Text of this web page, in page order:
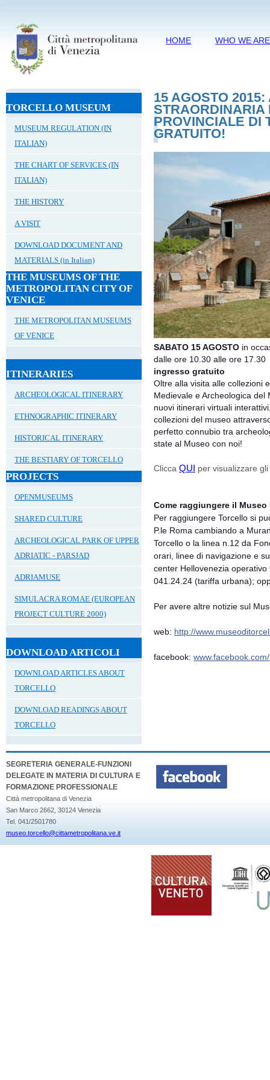
HOME WHO WE ARE
TORCELLO MUSEUM
MUSEUM REGULATION (IN
ITALIAN)
THE CHART OF SERVICES (IN
ITALIAN)
THE HISTORY
A VISIT
DOWNLOAD DOCUMENT AND
MATERIALS (in Italian)
THE MUSEUMS OF THE
METROPOLITAN CITY OF
VENICE
THE METROPOLITAN MUSEUMS
OF VENICE
ITINERARIES
ARCHEOLOGICAL ITINERARY
ETHNOGRAPHIC ITINERARY
HISTORICAL ITINERARY
THE BESTIARY OF TORCELLO
PROJECTS
OPENMUSEUMS
SHARED CULTURE
ARCHEOLOGICAL PARK OF UPPER
ADRIATIC - PARSJAD
ADRIAMUSE
SIMULACRA ROMAE (EUROPEAN
PROJECT CULTURE 2000)
DOWNLOAD ARTICOLI
DOWNLOAD ARTICLES ABOUT
TORCELLO
DOWNLOAD READINGS ABOUT
TORCELLO
15 AGOSTO
STRAORDINARIA
PROVINCIALE DI
GRATUITO!
SABATO 15 AGOSTO in
dalle ore 10.30 alle ore
ingresso gratuito
Oltre alla visita alle collezioni
Medievale e Archeologica
nuovi itinerari virtuali
collezioni del museo
perfetto connubio tra
state al Museo con noi!
CliccaQUI per visualizzare
Come raggiungere il
Per raggiungere Torcello si
P.le Roma cambiando a
Torcello o la linea n.12 da
orari, linee di navigazione e
center Hellovenezia
041.24.24 (tariffa urbana);
Per avere altre notizie sul
web: http://
facebook:www.facebook.com/
SEGRETERIA GENERALE-FUNZIONI
DELEGATE IN MATERIA DI CULTURA E
FORMAZIONE PROFESSIONALE
Città metropolitana di Venezia
San Marco 2662, 30124 Venezia
Tel. 041/2501780
museo.torcello@cittametropolitana.ve.it